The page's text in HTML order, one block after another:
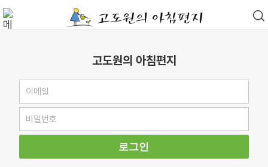
고도원의 아침편지
로그인